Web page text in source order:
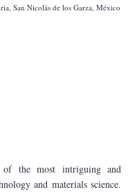
San Nicolás de los Garza, México
of the most intriguing and
and materials science.